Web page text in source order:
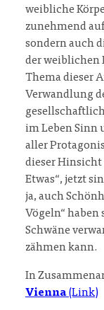
weibliche
zunehmend
sondern auch
der weiblichen
Thema dieser
Verwandlung
im Leben Sinn
aller
dieser Hinsicht
Etwas“, jetzt
ja, auch
Vögeln“
Schwäne
zähmen kann.
In
Vienna(Link)